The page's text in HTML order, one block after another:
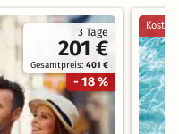
3 Tage
201 €
Gesamtpreis:401 €
- 18 %